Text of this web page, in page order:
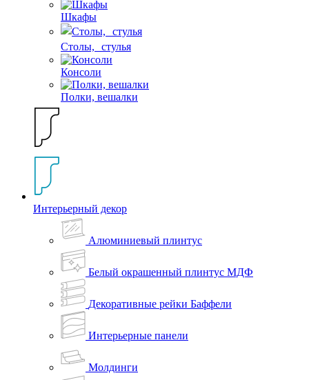
Шкафы
Столы, стулья
Консоли
Полки, вешалки
Интерьерный декор
Алюминиевый плинтус
Белый окрашенный плинтус МДФ
Декоративные рейки Баффели
Интерьерные панели
Молдинги